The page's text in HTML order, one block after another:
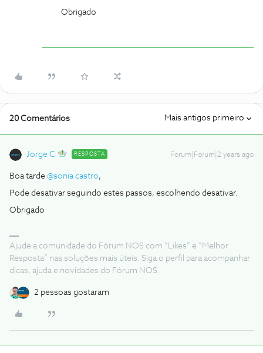
Obrigado
20 Comentários Mais antigos primeiro
Jorge C RESPOSTA Forum|Forum|2 years ago
Boa tarde @sonia castro,
Pode desativar seguindo estes passos, escolhendo desativar.
Obrigado
Ajude a comunidade do Fórum NOS com “Likes” e “Melhor
Resposta” nas soluções mais úteis. Siga o perfil para acompanhar
dicas, ajuda e novidades do Fórum NOS.
2 pessoas gostaram